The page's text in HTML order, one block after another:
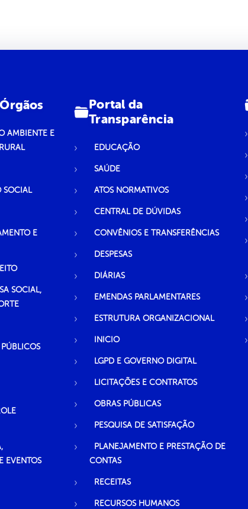
AMBIENTE E
SOCIAL
E
SOCIAL,
EVENTOS
Portal da
Transparência
EDUCAÇÃO
SAÚDE
ATOS NORMATIVOS
CENTRAL DE DÚVIDAS
CONVÊNIOS E TRANSFERÊNCIAS
DESPESAS
DIÁRIAS
EMENDAS PARLAMENTARES
ESTRUTURA ORGANIZACIONAL
INICIO
LGPD E GOVERNO DIGITAL
LICITAÇÕES E CONTRATOS
OBRAS PÚBLICAS
PESQUISA DE SATISFAÇÃO
PLANEJAMENTO E PRESTAÇÃO DE
CONTAS
RECEITAS
RECURSOS HUMANOS